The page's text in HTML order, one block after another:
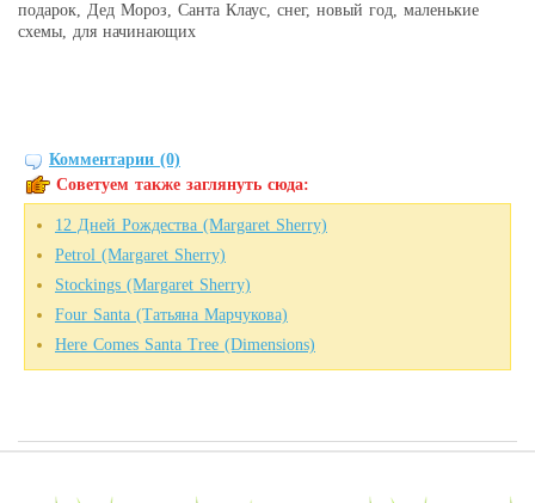
подарок, Дед Мороз, Санта Клаус, снег, новый год, маленькие
схемы, для начинающих
Комментарии (0)
Советуем также заглянуть сюда:
12 Дней Рождества (Margaret Sherry)
Petrol (Margaret Sherry)
Stockings (Margaret Sherry)
Four Santa (Татьяна Марчукова)
Here Comes Santa Tree (Dimensions)